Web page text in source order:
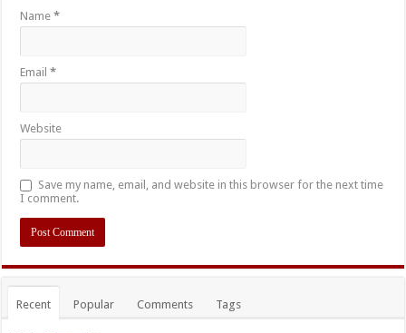
Name*
Email*
Website
Save my name, email, and website in this browser for the next time
I comment.
Recent Popular Comments Tags